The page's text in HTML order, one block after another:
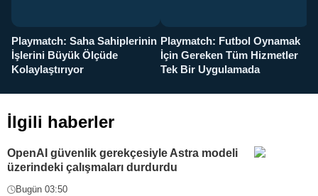
Playmatch: Saha Sahiplerinin
İşlerini Büyük Ölçüde
Kolaylaştırıyor
Playmatch: Futbol Oynamak
İçin Gereken Tüm Hizmetler
Tek Bir Uygulamada
İlgili haberler
OpenAI güvenlik gerekçesiyle Astra modeli
üzerindeki çalışmaları durdurdu
Bugün 03:50